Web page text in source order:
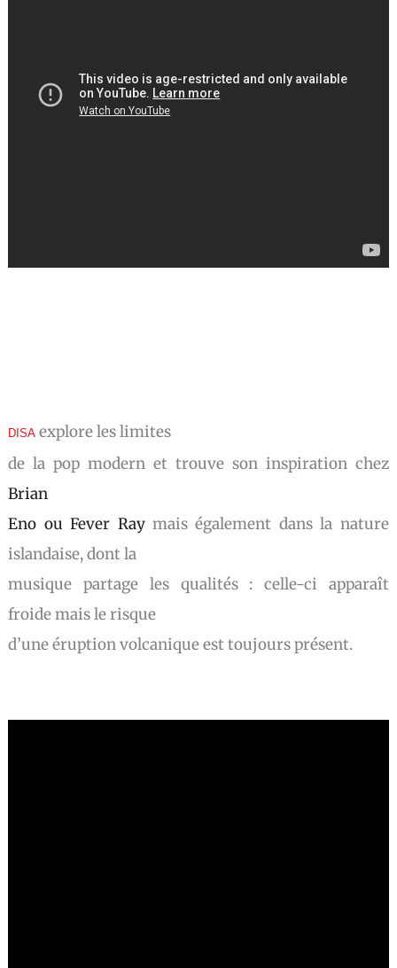
DISA explore les limites
de la pop modern et trouve son inspiration chez
Brian
Eno ou Fever Raymais également dans la nature
islandaise, dont la
musique partage les qualités : celle-ci apparaît
froide mais le risque
d’une éruption volcanique est toujours présent.